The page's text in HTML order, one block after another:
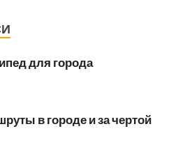
для города
в городе и за чертой